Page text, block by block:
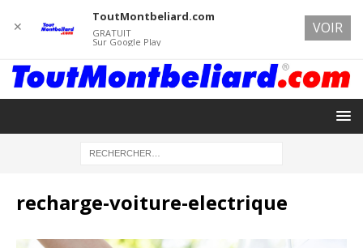
recharge-voiture-electrique
✕
ToutMontbeliard.com
GRATUIT
Sur Google Play
VOIR